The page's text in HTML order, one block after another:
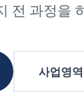
전 과정을
사업영